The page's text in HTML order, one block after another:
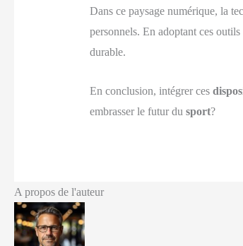
Dans ce paysage numérique, la
personnels. En adoptant ces
durable.
En conclusion, intégrer ces
embrasser le futur du sport?
A propos de l'auteur